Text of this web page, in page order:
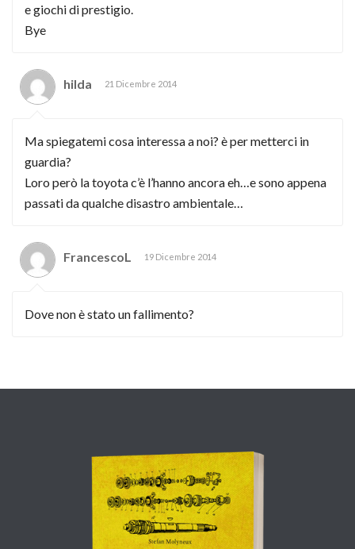
e giochi di prestigio.
Bye
hilda 21 Dicembre 2014
Ma spiegatemi cosa interessa a noi? è per metterci in
guardia?
Loro però la toyota c’è l’hanno ancora eh…e sono appena
passati da qualche disastro ambientale…
FrancescoL 19 Dicembre 2014
Dove non è stato un fallimento?